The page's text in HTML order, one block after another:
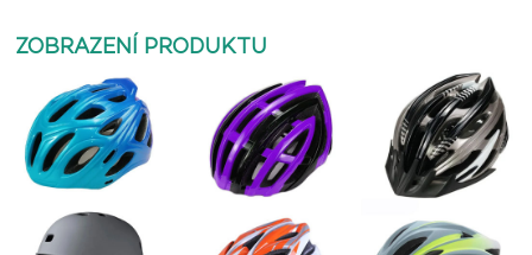
ZOBRAZENÍ PRODUKTU